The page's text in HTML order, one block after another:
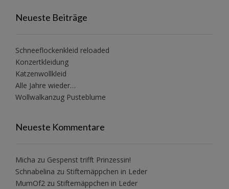
Neueste Beiträge
Schneeflockenkleid reloaded
Konzertkleidung
Katzenwollkleid
Alle Jahre wieder…
Wollwalkanzug Pusteblume
Neueste Kommentare
Micha zu Gespenst trifft Prinzessin!
Schnabelina zu Stiftemäppchen in Leder
MumOf2 zu Stiftemäppchen in Leder